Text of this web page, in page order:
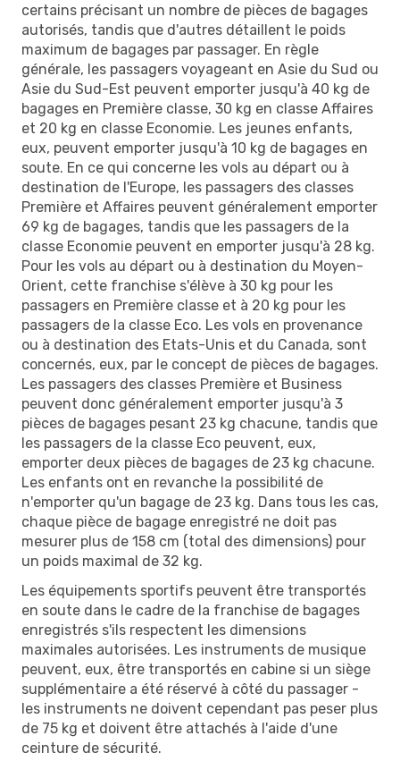
certains précisant un nombre de pièces de bagages
autorisés, tandis que d'autres détaillent le poids
maximum de bagages par passager. En règle
générale, les passagers voyageant en Asie du Sud ou
Asie du Sud-Est peuvent emporter jusqu'à 40 kg de
bagages en Première classe, 30 kg en classe Affaires
et 20 kg en classe Economie. Les jeunes enfants,
eux, peuvent emporter jusqu'à 10 kg de bagages en
soute. En ce qui concerne les vols au départ ou à
destination de l'Europe, les passagers des classes
Première et Affaires peuvent généralement emporter
69 kg de bagages, tandis que les passagers de la
classe Economie peuvent en emporter jusqu'à 28 kg.
Pour les vols au départ ou à destination du Moyen-
Orient, cette franchise s'élève à 30 kg pour les
passagers en Première classe et à 20 kg pour les
passagers de la classe Eco. Les vols en provenance
ou à destination des Etats-Unis et du Canada, sont
concernés, eux, par le concept de pièces de bagages.
Les passagers des classes Première et Business
peuvent donc généralement emporter jusqu'à 3
pièces de bagages pesant 23 kg chacune, tandis que
les passagers de la classe Eco peuvent, eux,
emporter deux pièces de bagages de 23 kg chacune.
Les enfants ont en revanche la possibilité de
n'emporter qu'un bagage de 23 kg. Dans tous les cas,
chaque pièce de bagage enregistré ne doit pas
mesurer plus de 158 cm (total des dimensions) pour
un poids maximal de 32 kg.
Les équipements sportifs peuvent être transportés
en soute dans le cadre de la franchise de bagages
enregistrés s'ils respectent les dimensions
maximales autorisées. Les instruments de musique
peuvent, eux, être transportés en cabine si un siège
supplémentaire a été réservé à côté du passager -
les instruments ne doivent cependant pas peser plus
de 75 kg et doivent être attachés à l'aide d'une
ceinture de sécurité.